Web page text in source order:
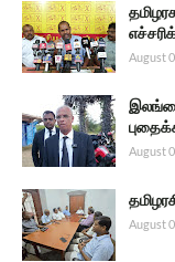
August
August
August